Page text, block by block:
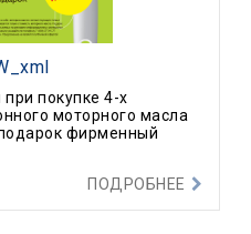
покупке 4-х
моторного масла
фирменный
ПОДРОБНЕЕ